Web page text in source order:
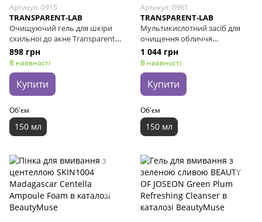
Артикул: 0915
TRANSPARENT-LAB
Очищуючий гель для шкіри
схильної до акне Transparent-
Lab Blemish Control BHA
Cleanser pH 3.5, 150 мл
898 грн
В наявності
Купити
Об'єм
150 мл
Артикул: 0961
TRANSPARENT-LAB
Мультикислотний засіб для
очищення обличчя
Transparent-Lab PHA Soft
Peeling Cleanser, 150 мл
1 044 грн
В наявності
Купити
Об'єм
150 мл